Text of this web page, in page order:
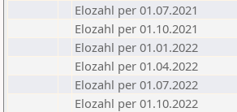
Elozahl per 01.07.2021
Elozahl per 01.10.2021
Elozahl per 01.01.2022
Elozahl per 01.04.2022
Elozahl per 01.07.2022
Elozahl per 01.10.2022